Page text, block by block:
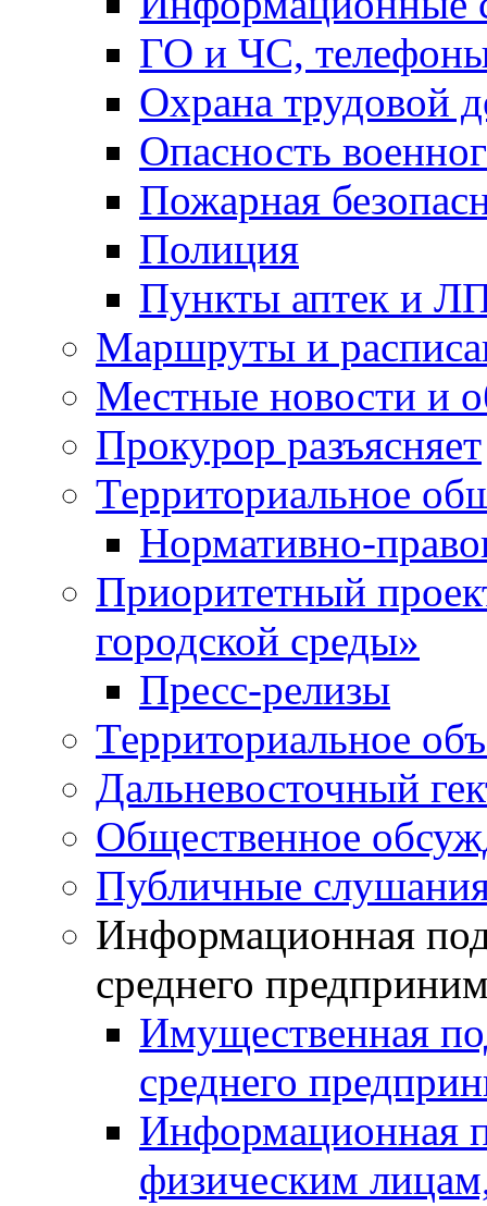
ГО и ЧС,
Охрана трудовой
Опасность
Пожарная
Полиция
Пункты аптек и
Маршруты и
Местные новости и
Прокурор разъясняет
Территориальное
Нормативно-
Приоритетный
городской среды»
Пресс-релизы
Территориальное
Дальневосточный
Общественное
Публичные
Информационная
среднего
Имущественная
среднего
Информационная
физическим